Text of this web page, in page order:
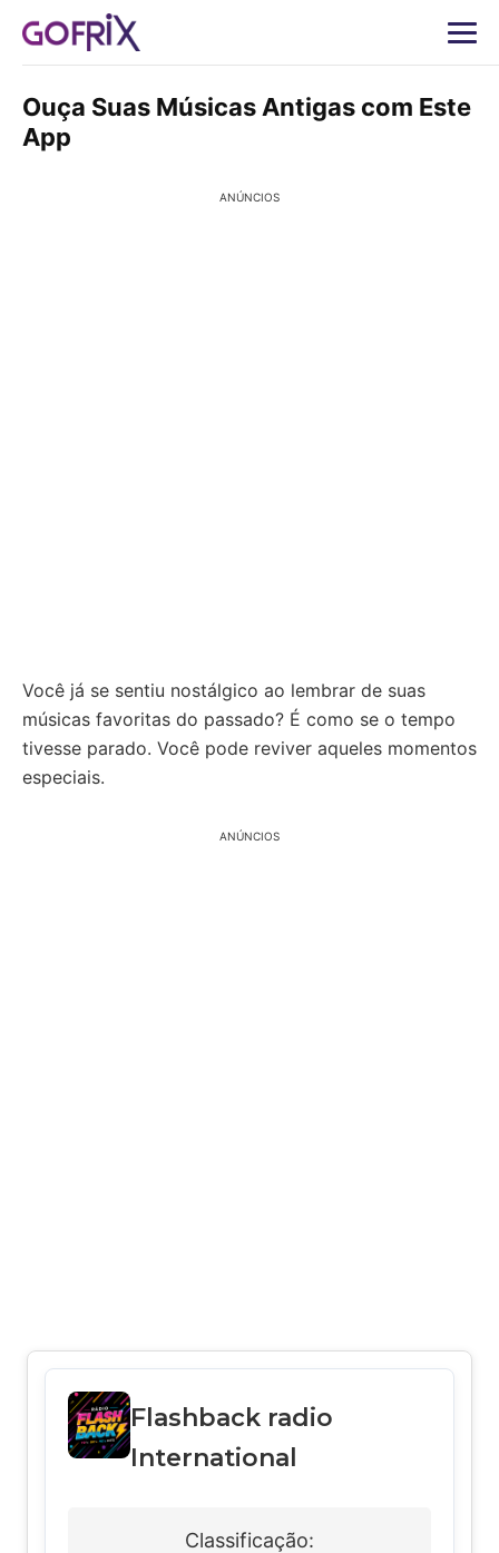
Ouça Suas Músicas Antigas com Este
App
ANÚNCIOS
Você já se sentiu nostálgico ao lembrar de suas
músicas favoritas do passado? É como se o tempo
tivesse parado. Você pode reviver aqueles momentos
especiais.
ANÚNCIOS
Flashback radio
International
Classificação: